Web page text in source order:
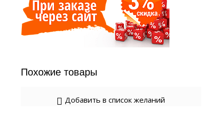
Похожие товары
Добавить в список желаний